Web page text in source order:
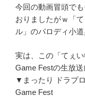
今回の動画冒頭で
おりましたがｗ「
ル」のパロディ小
実は、この「てぇ
Game Festの生放
▼まったり ドラプ
Game Fest